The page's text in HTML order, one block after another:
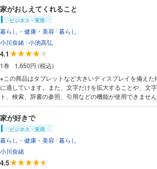
家がおしえてくれること
ビジネス・実用
暮らし・健康・美容/暮らし
小川奈緒/小池高弘
4.1
1巻
1,650円 (税込)
※この商品はタブレットなど大きいディスプレイを備えた
に適しています。また、文字だけを拡大することや、文
ト、検索、辞書の参照、引用などの機能が使用できません。 都心、郊外
一軒家、マンション……。それぞれのスタンスで家と暮
組の家族。写真と文とイラストで家と住まう人たちを紹介
によって違う味わいがあり、家を見ると人がわかるという
地よさについての感覚は人それぞれ。住み手にとっていち
ランスをかなえた家は、どんなテイストであっても魅力的
た家と暮らしの風景が、読んでくれた人にとって”自分らし
になりますように」（本文より抜粋）
家が好きで
ビジネス・実用
暮らし・健康・美容/暮らし
小川奈緒
4.5